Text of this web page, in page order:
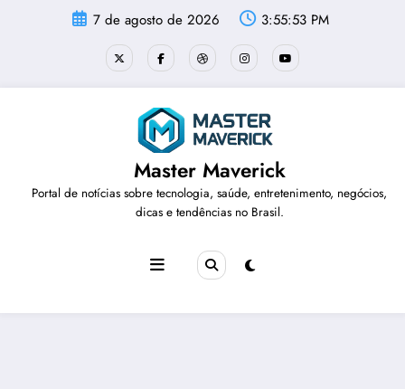
7 de agosto de 2026 3:55:53 PM
Master Maverick
Portal de notícias sobre tecnologia, saúde, entretenimento, negócios,
dicas e tendências no Brasil.